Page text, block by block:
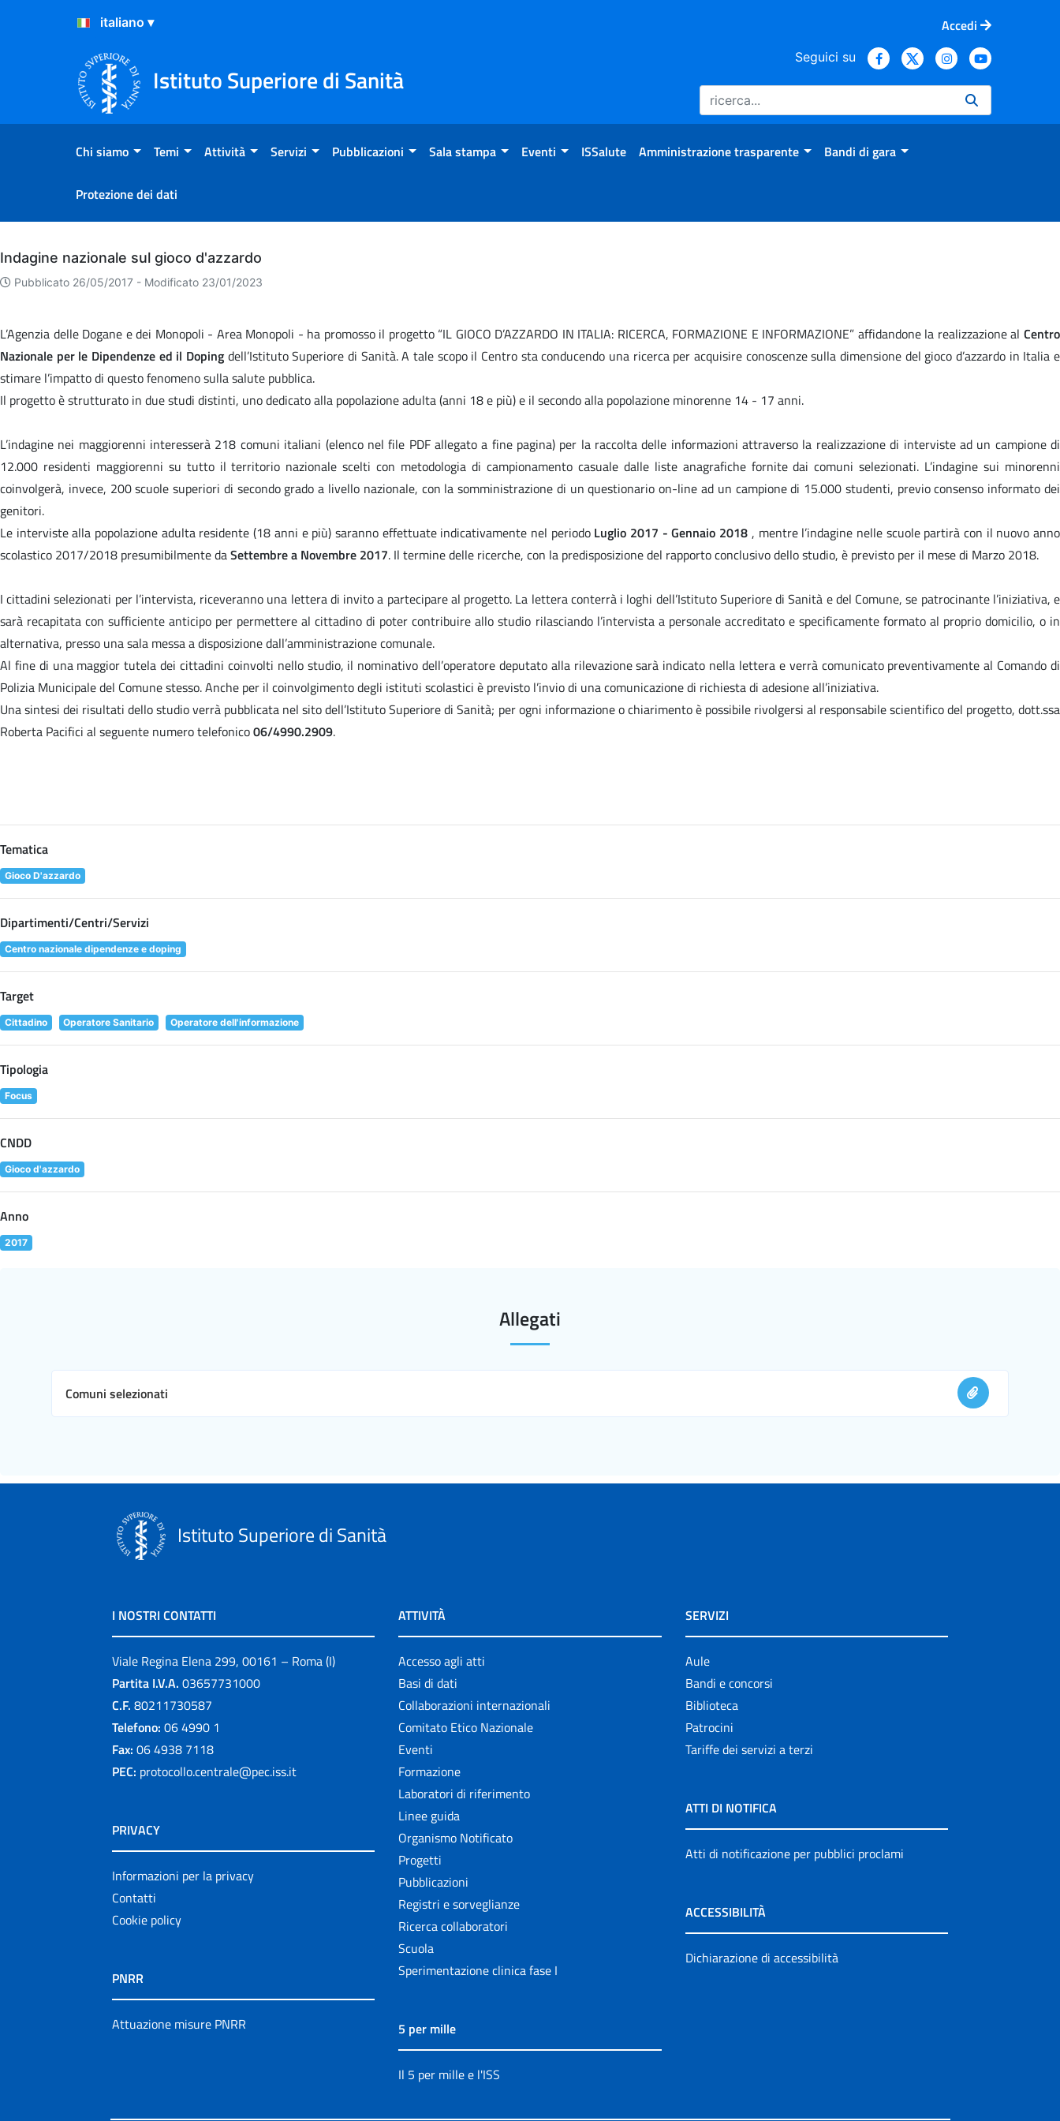
Salta al Contenuto
Salta al Footer
Accedi
Istituto Superiore di Sanità
Seguici su
Chi siamo Temi Attività Servizi Pubblicazioni Sala stampa Eventi ISSalute Amministrazione trasparente Bandi di gara
Protezione dei dati
Archivio
Indagine nazionale sul gioco d'azzardo
Pubblicato 26/05/2017 - Modificato 23/01/2023
L’Agenzia delle Dogane e dei Monopoli - Area Monopoli - ha promosso il progetto “IL GIOCO D’AZZARDO IN ITALIA: RICERCA, FORMAZIONE E INFORMAZIONE” affidandone la realizzazione al Centro
Nazionale per le Dipendenze ed il Doping dell’Istituto Superiore di Sanità. A tale scopo il Centro sta conducendo una ricerca per acquisire conoscenze sulla dimensione del gioco d’azzardo in Italia e
stimare l’impatto di questo fenomeno sulla salute pubblica.
Il progetto è strutturato in due studi distinti, uno dedicato alla popolazione adulta (anni 18 e più) e il secondo alla popolazione minorenne 14 - 17 anni.
L’indagine nei maggiorenni interesserà 218 comuni italiani (elenco nel file PDF allegato a fine pagina) per la raccolta delle informazioni attraverso la realizzazione di interviste ad un campione di
12.000 residenti maggiorenni su tutto il territorio nazionale scelti con metodologia di campionamento casuale dalle liste anagrafiche fornite dai comuni selezionati. L’indagine sui minorenni
coinvolgerà, invece, 200 scuole superiori di secondo grado a livello nazionale, con la somministrazione di un questionario on-line ad un campione di 15.000 studenti, previo consenso informato dei
genitori.
Le interviste alla popolazione adulta residente (18 anni e più) saranno effettuate indicativamente nel periodo Luglio 2017 - Gennaio 2018 , mentre l’indagine nelle scuole partirà con il nuovo anno
scolastico 2017/2018 presumibilmente daSettembre a Novembre 2017. Il termine delle ricerche, con la predisposizione del rapporto conclusivo dello studio, è previsto per il mese di Marzo 2018.
I cittadini selezionati per l’intervista, riceveranno una lettera di invito a partecipare al progetto. La lettera conterrà i loghi dell’Istituto Superiore di Sanità e del Comune, se patrocinante l’iniziativa, e
sarà recapitata con sufficiente anticipo per permettere al cittadino di poter contribuire allo studio rilasciando l’intervista a personale accreditato e specificamente formato al proprio domicilio, o in
alternativa, presso una sala messa a disposizione dall’amministrazione comunale.
Al fine di una maggior tutela dei cittadini coinvolti nello studio, il nominativo dell’operatore deputato alla rilevazione sarà indicato nella lettera e verrà comunicato preventivamente al Comando di
Polizia Municipale del Comune stesso. Anche per il coinvolgimento degli istituti scolastici è previsto l’invio di una comunicazione di richiesta di adesione all’iniziativa.
Una sintesi dei risultati dello studio verrà pubblicata nel sito dell’Istituto Superiore di Sanità; per ogni informazione o chiarimento è possibile rivolgersi al responsabile scientifico del progetto, dott.ssa
Roberta Pacifici al seguente numero telefonico06/4990.2909.
Tematica
Gioco D'azzardo
Dipartimenti/Centri/Servizi
Centro nazionale dipendenze e doping
Target
Cittadino Operatore Sanitario Operatore dell'informazione
Tipologia
Focus
CNDD
Gioco d'azzardo
Anno
2017
Allegati
Comuni selezionati
Istituto Superiore di Sanità
I NOSTRI CONTATTI
Viale Regina Elena 299, 00161 – Roma (I)
Partita I.V.A. 03657731000
C.F. 80211730587
Telefono: 06 4990 1
Fax: 06 4938 7118
PEC: protocollo.centrale@pec.iss.it
PRIVACY
Informazioni per la privacy
Contatti
Cookie policy
PNRR
Attuazione misure PNRR
ATTIVITÀ
Accesso agli atti
Basi di dati
Collaborazioni internazionali
Comitato Etico Nazionale
Eventi
Formazione
Laboratori di riferimento
Linee guida
Organismo Notificato
Progetti
Pubblicazioni
Registri e sorveglianze
Ricerca collaboratori
Scuola
Sperimentazione clinica fase I
5 per mille
Il 5 per mille e l'ISS
SERVIZI
Aule
Bandi e concorsi
Biblioteca
Patrocini
Tariffe dei servizi a terzi
ATTI DI NOTIFICA
Atti di notificazione per pubblici proclami
ACCESSIBILITÀ
Dichiarazione di accessibilità